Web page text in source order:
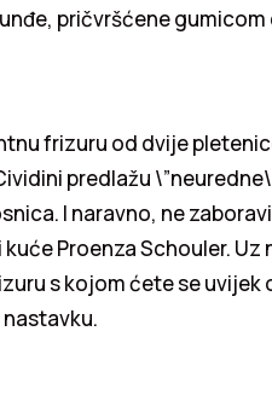
pričvršćene gumicom
frizuru od dvije
predlažu
I naravno, ne
Proenza Schouler.
s kojom ćete se uvijek